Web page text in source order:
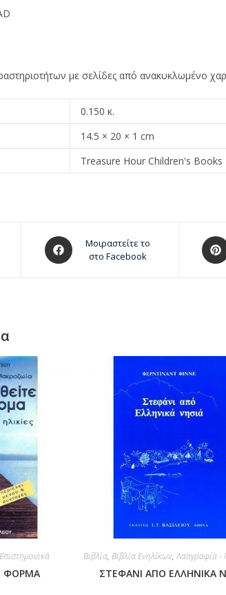
με σελίδες από ανακυκλωμένο
0.150 κ.
14.5 × 20 × 1 cm
Treasure Hour Children's Books
Μοιραστείτε το
στο Facebook
Επιστημονικά
ΦΟΡΜΑ
Βιβλία, Βιβλία Ενηλίκων,Λαογραφία -
ΣΤΕΦΑΝΙ ΑΠΟ ΕΛΛΗΝΙΚΑ